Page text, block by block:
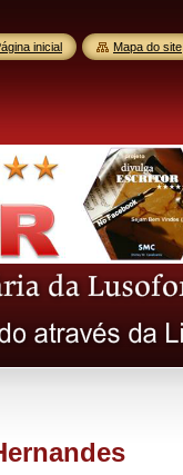
inicial Mapa do site